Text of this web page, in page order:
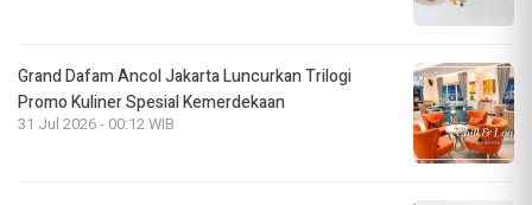
Grand Dafam Ancol Jakarta Luncurkan Trilogi
Promo Kuliner Spesial Kemerdekaan
31 Jul 2026 - 00:12 WIB